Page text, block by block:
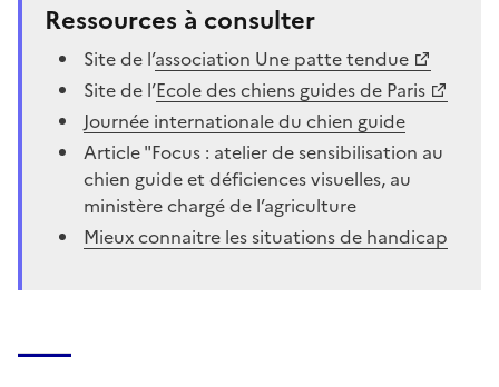
Ressources à consulter
Site de l’association Une patte tendue
Site de l’Ecole des chiens guides de Paris
Journée internationale du chien guide
Article "Focus : atelier de sensibilisation au
chien guide et déficiences visuelles, au
ministère chargé de l’agriculture
Mieux connaitre les situations de handicap